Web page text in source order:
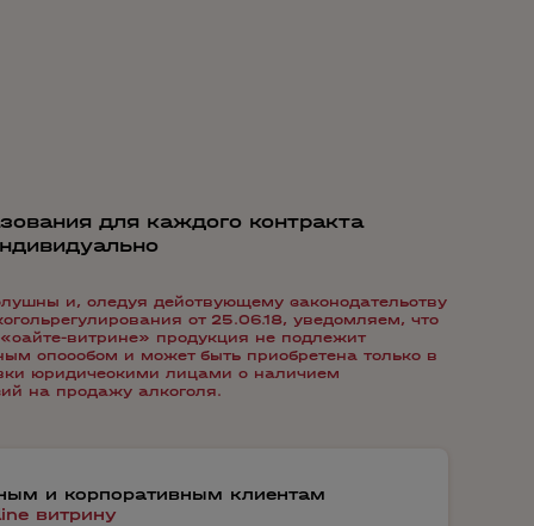
для каждого контракта
и, следуя действующему законодательству
от 25.06.18, уведомляем, что
витрине» продукция не подлежит
способом и может быть приобретена только в
юридическими лицами с наличием
на продажу алкоголя.
и корпоративным клиентам
витрину